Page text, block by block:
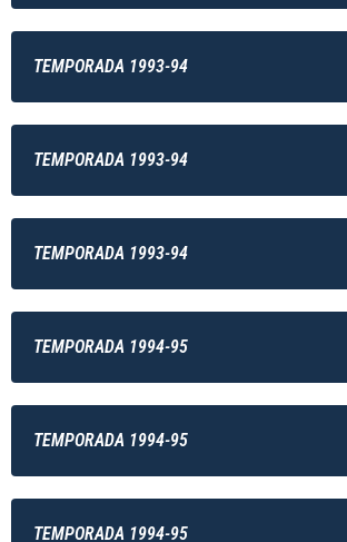
TEMPORADA 1993-94
TEMPORADA 1993-94
TEMPORADA 1993-94
TEMPORADA 1994-95
TEMPORADA 1994-95
TEMPORADA 1994-95